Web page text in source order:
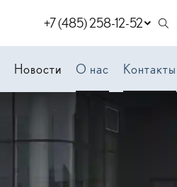
+7 (485) 258-12-52
Новости О нас Контакты